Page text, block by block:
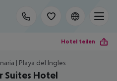
Hotel teilen
| Playa del Ingles
Suites Hotel